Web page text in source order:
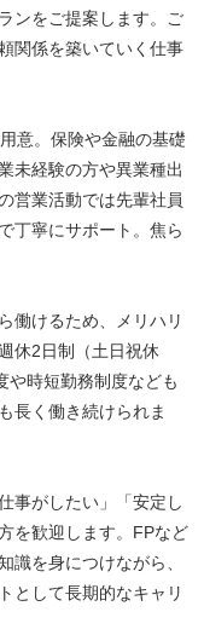
ンをご提案します。ご
関係を築いていく仕事
意。保険や金融の基礎
未経験の方や異業種出
営業活動では先輩社員
丁寧にサポート。焦ら
働けるため、メリハリ
休2日制（土日祝休
や時短勤務制度なども
長く働き続けられま
事がしたい」「安定し
を歓迎します。FPなど
識を身につけながら、
として長期的なキャリ